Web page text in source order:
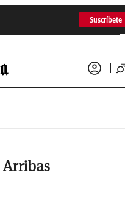
Suscríbete
Arribas